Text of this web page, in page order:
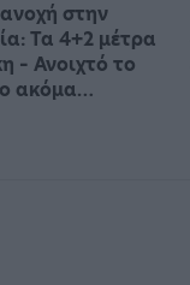
στην
Τα 4+2 μέτρα
– Ανοιχτό το
ακόμα…